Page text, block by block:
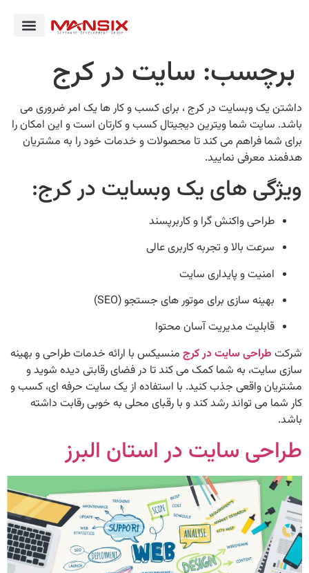
برچسب: سایت در کرج
داشتن یک وبسایت در کرج ، برای کسب و کار ها یک امر ضروری می
باشد. سایت شما ویترین دیجیتال کسب‌ و کارتان است و این امکان را
برای شما فراهم می کند تا محصولات و خدمات خود را به مشتریان
هدفمند معرفی نمایید.
ویژگی‌ های یک وبسایت در کرج:
طراحی واکنش‌ گرا و کاربرپسند
سرعت بالا و تجربه کاربری عالی
امنیت و پایداری سایت
بهینه‌ سازی برای موتور های جستجو (SEO)
قابلیت مدیریت آسان محتوا
شرکت‌ طراحی سایت در کرج منسیکس با ارائه خدمات طراحی و بهینه‌
سازی سایت، به شما کمک می‌ کند تا در فضای رقابتی دیده شوید و
مشتریان واقعی جذب کنید. با استفاده از یک سایت حرفه‌ ای، کسب‌ و
کار شما می‌ تواند رشد کند و با رقبای محلی به خوبی رقابت داشته
باشد.
طراحی سایت در استان البرز